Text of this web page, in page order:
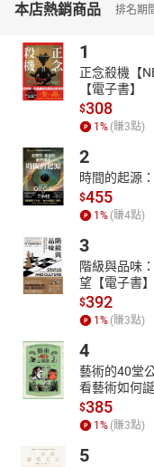
本店熱銷商品 排名期
1
正念殺機【
【電子書】
$308
1 % (賺3點)
2
時間的起源
$455
1 % (賺4點)
3
階級與品味
望【電子書】
$392
1 % (賺3點)
4
藝術的40堂
看藝術如何
$385
1 % (賺3點)
5